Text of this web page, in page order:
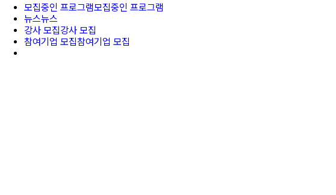
모집중인 프로그램모집중인 프로그램
뉴스뉴스
강사 모집강사 모집
참여기업 모집참여기업 모집